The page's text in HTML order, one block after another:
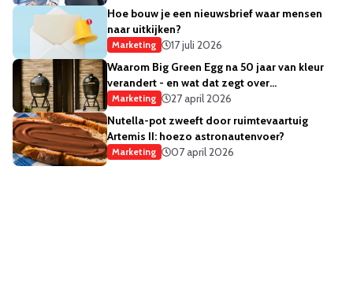
Hoe bouw je een nieuwsbrief waar mensen
naar uitkijken?
Marketing
17 juli 2026
Waarom Big Green Egg na 50 jaar van kleur
verandert - en wat dat zegt over
merkstrategie
Marketing
27 april 2026
Nutella-pot zweeft door ruimtevaartuig
Artemis II: hoezo astronautenvoer?
Marketing 07 april 2026